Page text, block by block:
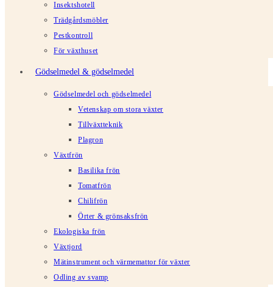
Insektshotell
Trädgårdsmöbler
Pestkontroll
För växthuset
Gödselmedel & gödselmedel
Gödselmedel och gödselmedel
Vetenskap om stora växter
Tillväxtteknik
Plagron
Växtfrön
Basilika frön
Tomatfrön
Chilifrön
Örter & grönsaksfrön
Ekologiska frön
Växtjord
Mätinstrument och värmemattor för växter
Odling av svamp